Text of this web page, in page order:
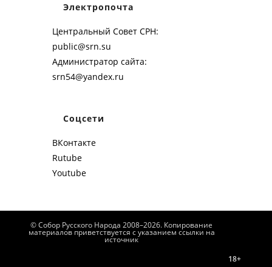
Электропочта
Центральный Совет СРН:
public@srn.su
Администратор сайта:
srn54@yandex.ru
Соцсети
ВКонтакте
Rutube
Youtube
© Собор Русского Народа 2008–2026. Копирование
материалов приветствуется с указанием ссылки на
источник
18+